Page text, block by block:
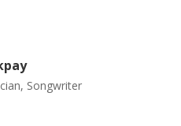
Songwriter